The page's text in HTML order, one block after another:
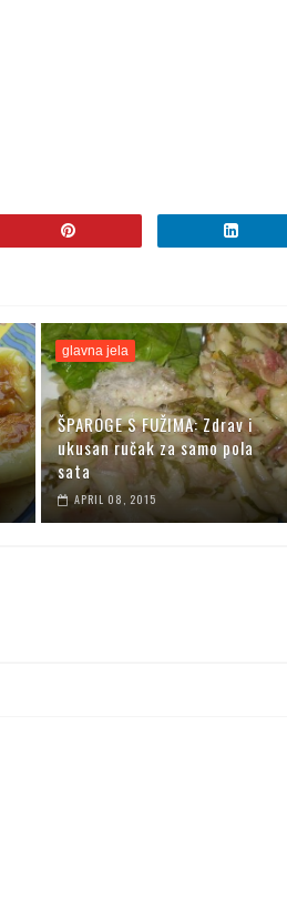
glavna jela
ŠPAROGE S FUŽIMA: Zdrav i
ukusan ručak za samo pola
sata
APRIL 08, 2015